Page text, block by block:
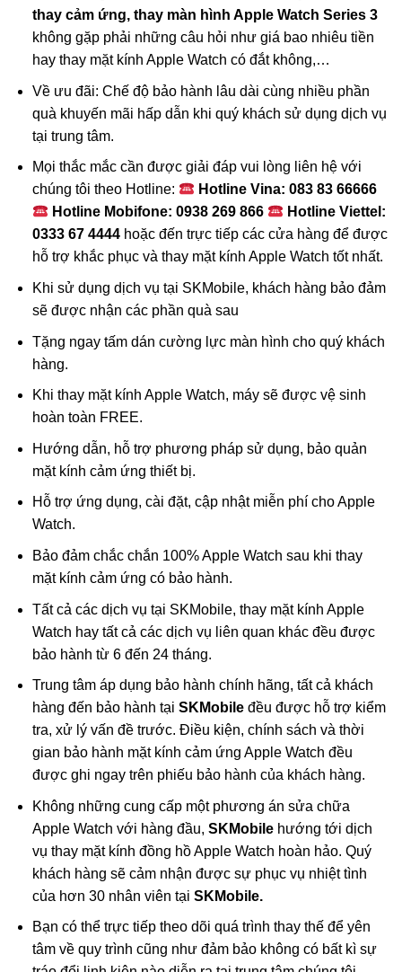
thay cảm ứng, thay màn hình Apple Watch Series 3
không gặp phải những câu hỏi như giá bao nhiêu tiền
hay thay mặt kính Apple Watch có đắt không,…
Về ưu đãi: Chế độ bảo hành lâu dài cùng nhiều phần
quà khuyến mãi hấp dẫn khi quý khách sử dụng dịch vụ
tại trung tâm.
Mọi thắc mắc cần được giải đáp vui lòng liên hệ với
chúng tôi theo Hotline:
Hotline Vina: 083 83 66666
Hotline Mobifone: 0938 269 866
Hotline Viettel:
0333 67 4444hoặc đến trực tiếp các cửa hàng để được
hỗ trợ khắc phục và thay mặt kính Apple Watch tốt nhất.
Khi sử dụng dịch vụ tại SKMobile, khách hàng bảo đảm
sẽ được nhận các phần quà sau
Tặng ngay tấm dán cường lực màn hình cho quý khách
hàng.
Khi thay mặt kính Apple Watch, máy sẽ được vệ sinh
hoàn toàn FREE.
Hướng dẫn, hỗ trợ phương pháp sử dụng, bảo quản
mặt kính cảm ứng thiết bị.
Hỗ trợ ứng dụng, cài đặt, cập nhật miễn phí cho Apple
Watch.
Bảo đảm chắc chắn 100% Apple Watch sau khi thay
mặt kính cảm ứng có bảo hành.
Tất cả các dịch vụ tại SKMobile, thay mặt kính Apple
Watch hay tất cả các dịch vụ liên quan khác đều được
bảo hành từ 6 đến 24 tháng.
Trung tâm áp dụng bảo hành chính hãng, tất cả khách
hàng đến bảo hành tại SKMobile đều được hỗ trợ kiểm
tra, xử lý vấn đề trước. Điều kiện, chính sách và thời
gian bảo hành mặt kính cảm ứng Apple Watch đều
được ghi ngay trên phiếu bảo hành của khách hàng.
Không những cung cấp một phương án sửa chữa
Apple Watch với hàng đầu, SKMobile hướng tới dịch
vụ thay mặt kính đồng hồ Apple Watch hoàn hảo. Quý
khách hàng sẽ cảm nhận được sự phục vụ nhiệt tình
của hơn 30 nhân viên tại SKMobile.
Bạn có thể trực tiếp theo dõi quá trình thay thế để yên
tâm về quy trình cũng như đảm bảo không có bất kì sự